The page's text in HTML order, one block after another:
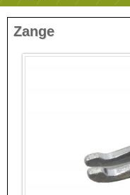
Zange